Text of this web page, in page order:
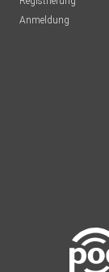
Anmeldung